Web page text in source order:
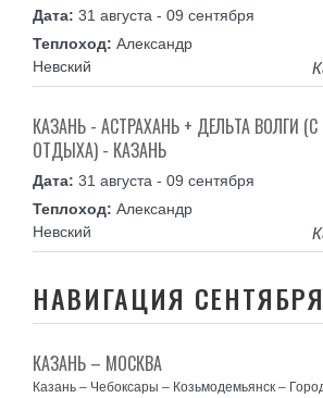
31 августа - 09 сентября
Александр
Невский
31 августа - 09 сентября
КАЗАНЬ - АСТРАХАНЬ + ДЕЛЬТА ВОЛГИ
ОТДЫХА) - КАЗАНЬ
Александр
Невский
НАВИГАЦИЯ
КАЗАНЬ – МОСКВА
Казань – Чебоксары – Козьмодемьянск –